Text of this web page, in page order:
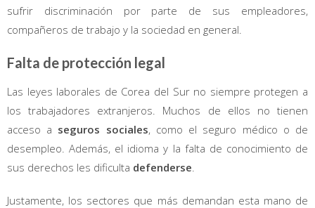
sufrir discriminación por parte de sus empleadores,
compañeros de trabajo y la sociedad en general.
Falta de protección legal
Las leyes laborales de Corea del Sur no siempre protegen a
los trabajadores extranjeros. Muchos de ellos no tienen
acceso a seguros sociales, como el seguro médico o de
desempleo. Además, el idioma y la falta de conocimiento de
sus derechos les dificulta defenderse
Justamente, los sectores que más demandan esta mano de